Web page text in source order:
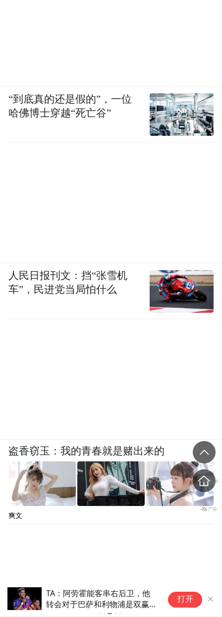
阿劳霍能客串右后卫，他
对于巴萨和利物浦是双赢交
跟队：贝西克塔斯
图尔，斯帕莱蒂尚
打开
“到底真的还是假的”，一位
哈佛博士穿越“死亡谷”
人民日报刊文：挡“张雪机
车”，民进党当局怕什么
盗香窃玉：我的青春就是赌出来的
爽文